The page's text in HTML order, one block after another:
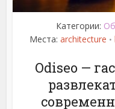
Категории:
Места: architecture •
Odiseo —